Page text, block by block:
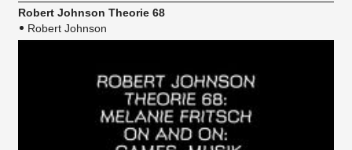
Robert Johnson Theorie 68
Robert Johnson